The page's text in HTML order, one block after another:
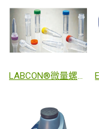
LABCON®微量螺蓋冷凍管